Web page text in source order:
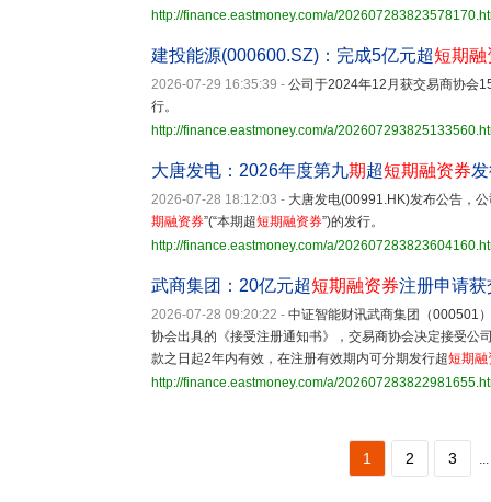
http://finance.eastmoney.com/a/
建投能源(000600.SZ)：完成5亿元超短期融
2026-07-29 16:35:39 - 公司于2024年12月获交易商协会
行。
http://finance.eastmoney.com/a/
大唐发电：2026年度第九期超短期融资券
2026-07-28 18:12:03 - 大唐发电(00991.HK)发布公告，
期融资券”(“本期超短期融资券”)的发行。
http://finance.eastmoney.com/a/
武商集团：20亿元超短期融资券注册申请
2026-07-28 09:20:22 - 中证智能财讯武商集团（000501
协会出具的《接受注册通知书》，交易商协会决定接受公
款之日起2年内有效，在注册有效期内可分期发行超短期融
http://finance.eastmoney.com/a/
1 2 3 ...